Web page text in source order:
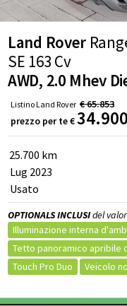
Volante regolabile
ABS
Servosterzo
TCS (controllo trazione)
Indicatore temperatura
Adaptive cruise control
EDS (Antislittamento in
Telecamera per
Sensori di parcheggio
Sensore di luminosità
Land Rover
SE 163 Cv
prezzo per te€34.900
ListinoLand Rover €65.853
25.700 km
Lug 2023
Usato
OPTIONALS INCLUSIdel
Illuminazione interna
Tetto panoramico apribile
Touch Pro Duo
Veicolo
Comandi vocali